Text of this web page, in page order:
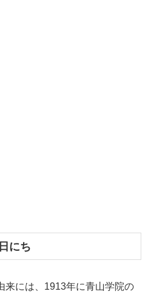
にち
来には、1913年に青山学院の